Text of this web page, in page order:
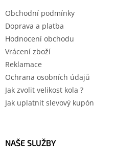
Obchodní podmínky
Doprava a platba
Hodnocení obchodu
Vrácení zboží
Reklamace
Ochrana osobních údajů
Jak zvolit velikost kola ?
Jak uplatnit slevový kupón
NAŠE SLUŽBY